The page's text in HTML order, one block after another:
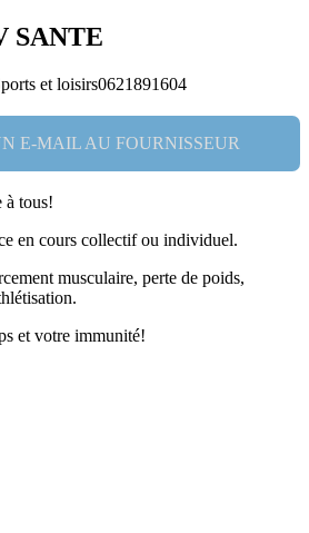
SANTE
et loisirs0621891604
E-MAIL AU FOURNISSEUR
à tous!
en cours collectif ou individuel.
musculaire, perte de poids,
et votre immunité!